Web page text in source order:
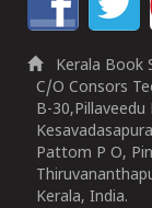
Kerala Book
C/O Consors
B-30,Pillaveedu
Pattom P O,
Kerala, India.